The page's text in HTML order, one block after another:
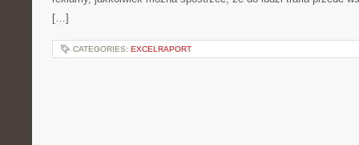
[…]
CATEGORIES: EXCELRAPORT